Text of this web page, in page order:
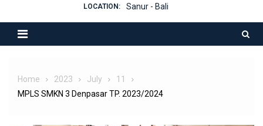
LOCATION: Sanur - Bali
Home 2023 July
11
MPLS SMKN 3 Denpasar TP. 2023/2024